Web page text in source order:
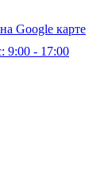
Google карте
9:00 - 17:00